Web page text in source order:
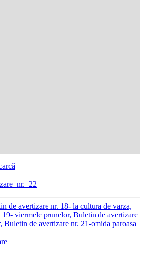
de avertizare nr. 18- la cultura de varza,
viermele prunelor, Buletin de avertizare
Buletin de avertizare nr. 21-omida paroasa